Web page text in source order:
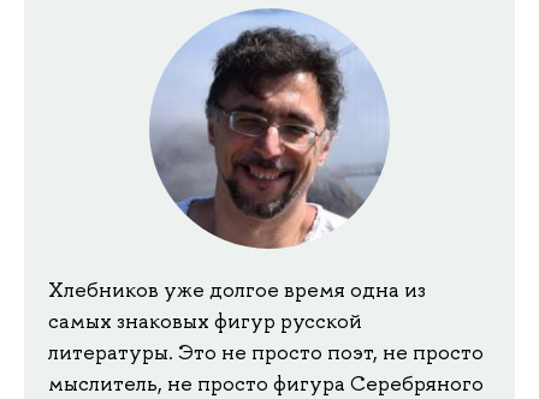
Хлебников уже долгое время одна из
самых знаковых фигур русской
литературы. Это не просто поэт, не просто
мыслитель, не просто фигура Серебряного